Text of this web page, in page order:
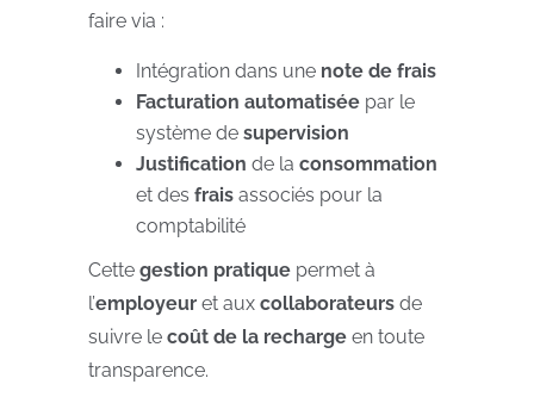
faire via :
Intégration dans une note de frais
Facturation automatisée par le
système de supervision
Justification de la consommation
et des frais associés pour la
comptabilité
Cette gestion pratique permet à
l’employeur et aux collaborateurs de
suivre le coût de la recharge en toute
transparence.